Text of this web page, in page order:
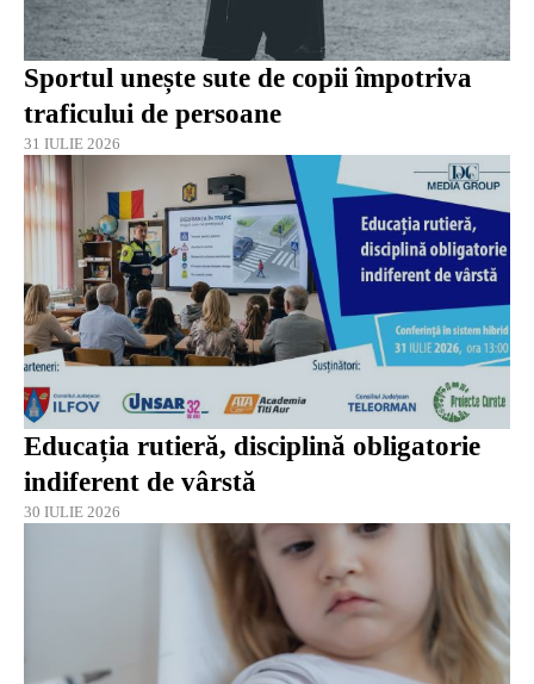
Sportul unește sute de copii împotriva
traficului de persoane
31 IULIE 2026
Educația rutieră, disciplină obligatorie
indiferent de vârstă
30 IULIE 2026